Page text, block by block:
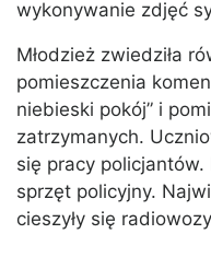
wykonywanie zdjęć
Młodzież zwiedziła
pomieszczenia
niebieski pokój” i
zatrzymanych.
się pracy
sprzęt policyjny.
cieszyły się